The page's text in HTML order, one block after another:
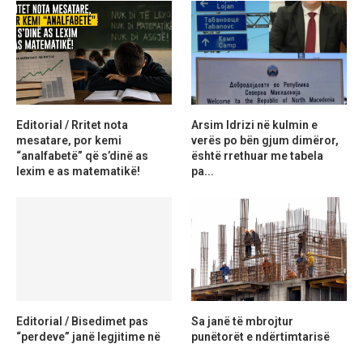
Editorial / Rritet nota
mesatare, por kemi
“analfabetë” që s’dinë as
lexim e as matematikë!
Arsim Idrizi në kulmin e
verës po bën gjum dimëror,
është rrethuar me tabela
pa...
Editorial / Bisedimet pas
“perdeve” janë legjitime në
Sa janë të mbrojtur
punëtorët e ndërtimtarisë